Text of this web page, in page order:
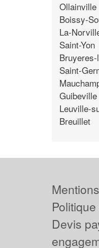
Ollainville
Boissy-
La-
Saint-Yon
Saint-
Guibeville
Leuville-
Breuillet
Devis